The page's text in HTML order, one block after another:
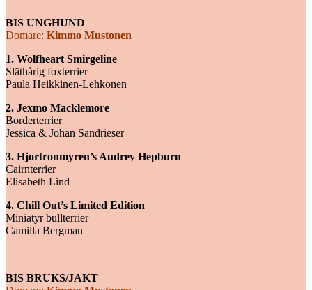
BIS UNGHUND
Domare: Kimmo Mustonen
1. Wolfheart Smirgeline
Släthårig foxterrier
Paula Heikkinen-Lehkonen
2. Jexmo Macklemore
Borderterrier
Jessica & Johan Sandrieser
3. Hjortronmyren’s Audrey Hepburn
Cairnterrier
Elisabeth Lind
4. Chill Out’s Limited Edition
Miniatyr bullterrier
Camilla Bergman
BIS BRUKS/JAKT